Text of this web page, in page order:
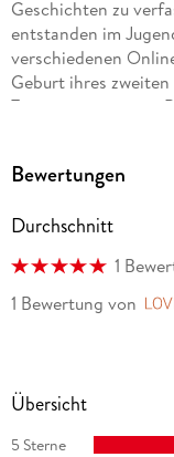
Geschichten zu
entstanden im
verschiedenen
Geburt ihres
Traum vom eigenen
Bewertungen
Durchschnitt
1
1 Bewertung von
Übersicht
5 Sterne